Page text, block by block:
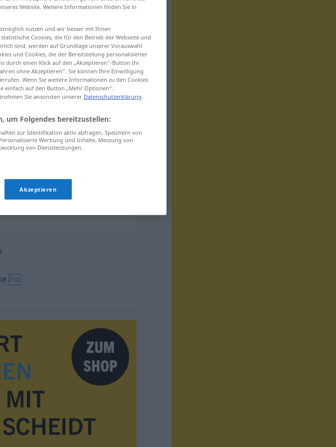
FIG
Website. Weitere Informationen finden Sie in
nutzen und wir besser mit Ihnen
Cookies, die für den Betrieb der Webseite und
sind, werden auf Grundlage unserer Vorauswahl
und Cookies, die der Bereitstellung personalisierter
durch einen Klick auf den „Akzeptieren“-Button Ihr
ohne Akzeptieren“. Sie können Ihre Einwilligung
Wenn Sie weitere Informationen zu den Cookies
einfach auf den Button „Mehr Optionen“.
Sie ansonsten unserer Datenschutzerklärung.
um Folgendes bereitzustellen:
zur Identifikation aktiv abfragen. Speichern von
Werbung und Inhalte, Messung von
von Dienstleistungen.
Akzeptieren